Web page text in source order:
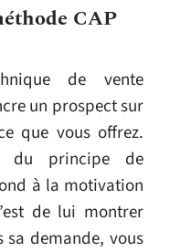
CAP
de vente
un prospect sur
que vous offrez.
du principe de
à la motivation
de lui montrer
sa demande, vous